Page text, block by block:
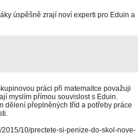
úspěšně zrají noví experti pro Eduin a
práci při matemaitce považuji
myslím přímou souvislost s Eduin.
dělení přeplněných tříd a potřeby práce
10/prectete-si-penize-do-skol-nove-